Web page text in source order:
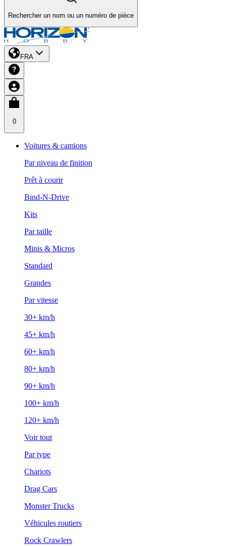
Rechercher un nom ou un numéro de pièce
FRA
0
Voitures & camions
Par niveau de finition
Prêt à courir
Bind-N-Drive
Kits
Par taille
Minis & Micros
Standard
Grandes
Par vitesse
30+ km/h
45+ km/h
60+ km/h
80+ km/h
90+ km/h
100+ km/h
120+ km/h
Voir tout
Par type
Chariots
Drag Cars
Monster Trucks
Véhicules routiers
Rock Crawlers